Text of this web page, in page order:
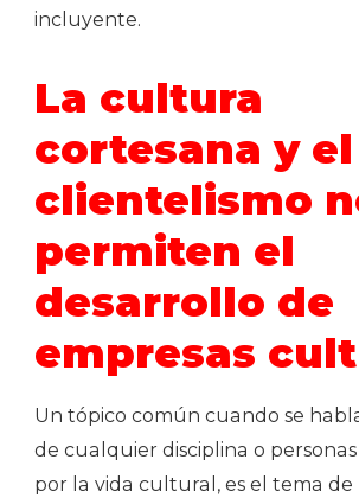
incluyente.
La cultura
cortesana y el
clientelismo
permiten el
desarrollo de
empresas
Un tópico común cuando se
de cualquier disciplina o
por la vida cultural, es el tema de